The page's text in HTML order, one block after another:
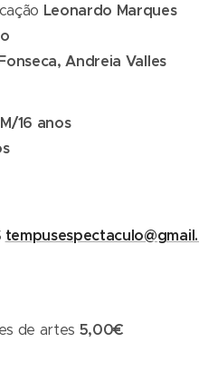
Leonardo Marques
Andreia Valles
M/16 anos
de artes 5,00€